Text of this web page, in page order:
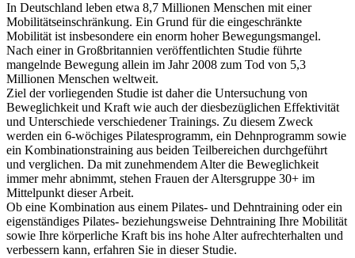
In Deutschland leben etwa 8,7 Millionen Menschen mit einer
Mobilitätseinschränkung. Ein Grund für die eingeschränkte
Mobilität ist insbesondere ein enorm hoher Bewegungsmangel.
Nach einer in Großbritannien veröffentlichten Studie führte
mangelnde Bewegung allein im Jahr 2008 zum Tod von 5,3
Millionen Menschen weltweit.
Ziel der vorliegenden Studie ist daher die Untersuchung von
Beweglichkeit und Kraft wie auch der diesbezüglichen Effektivität
und Unterschiede verschiedener Trainings. Zu diesem Zweck
werden ein 6-wöchiges Pilatesprogramm, ein Dehnprogramm sowie
ein Kombinationstraining aus beiden Teilbereichen durchgeführt
und verglichen. Da mit zunehmendem Alter die Beweglichkeit
immer mehr abnimmt, stehen Frauen der Altersgruppe 30+ im
Mittelpunkt dieser Arbeit.
Ob eine Kombination aus einem Pilates- und Dehntraining oder ein
eigenständiges Pilates- beziehungsweise Dehntraining Ihre Mobilität
sowie Ihre körperliche Kraft bis ins hohe Alter aufrechterhalten und
verbessern kann, erfahren Sie in dieser Studie.